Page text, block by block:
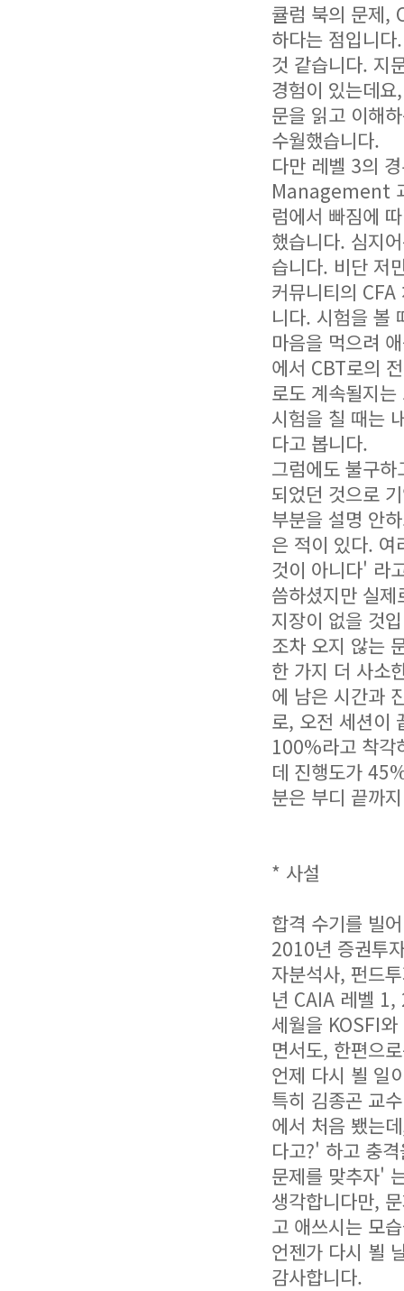
큘럼 북의 문제,
하다는 점입니
것 같습니다. 지
경험이 있는데
문을 읽고 이해
수월했습니다.
다만 레벨 3의
Management
럼에서 빠짐에
했습니다. 심지
습니다. 비단 저
커뮤니티의
니다. 시험을 볼
마음을 먹으려
에서 CBT로의
로도 계속될지
시험을 칠 때는
다고 봅니다.
그럼에도 불구
되었던 것으로
부분을 설명 안
은 적이 있다. 여
것이 아니다' 라
씀하셨지만 실
지장이 없을 것
조차 오지 않는
한 가지 더 사소
에 남은 시간과
로, 오전 세션이
100%라고 착각
데 진행도가
분은 부디 끝까
* 사설
합격 수기를 빌
2010년 증권투
자분석사, 펀드
년 CAIA 레벨
세월을 KOSFI
면서도, 한편으
언제 다시 뵐 일
특히 김종곤 교
에서 처음 뵀는
다고?' 하고 충
문제를 맞추자'
생각합니다만,
고 애쓰시는 모
언젠가 다시 뵐
감사합니다.